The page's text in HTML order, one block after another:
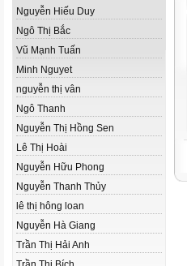
Nguyễn Hiếu Duy
Ngô Thị Bắc
Vũ Mạnh Tuấn
Minh Nguyet
nguyễn thị vân
Ngô Thanh
Nguyễn Thị Hồng Sen
Lê Thị Hoài
Nguyễn Hữu Phong
Nguyễn Thanh Thủy
lê thị hông loan
Nguyễn Hà Giang
Trần Thị Hải Anh